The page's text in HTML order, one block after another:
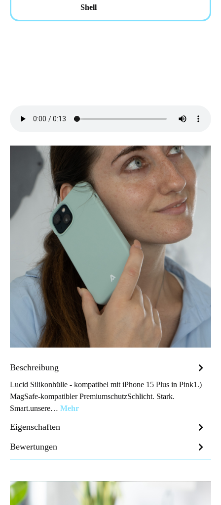
Shell
Beschreibung
Lucid Silikonhülle - kompatibel mit iPhone 15 Plus in Pink1.)
MagSafe-kompatibler PremiumschutzSchlicht. Stark.
Smart.unsere… Mehr
Eigenschaften
Bewertungen